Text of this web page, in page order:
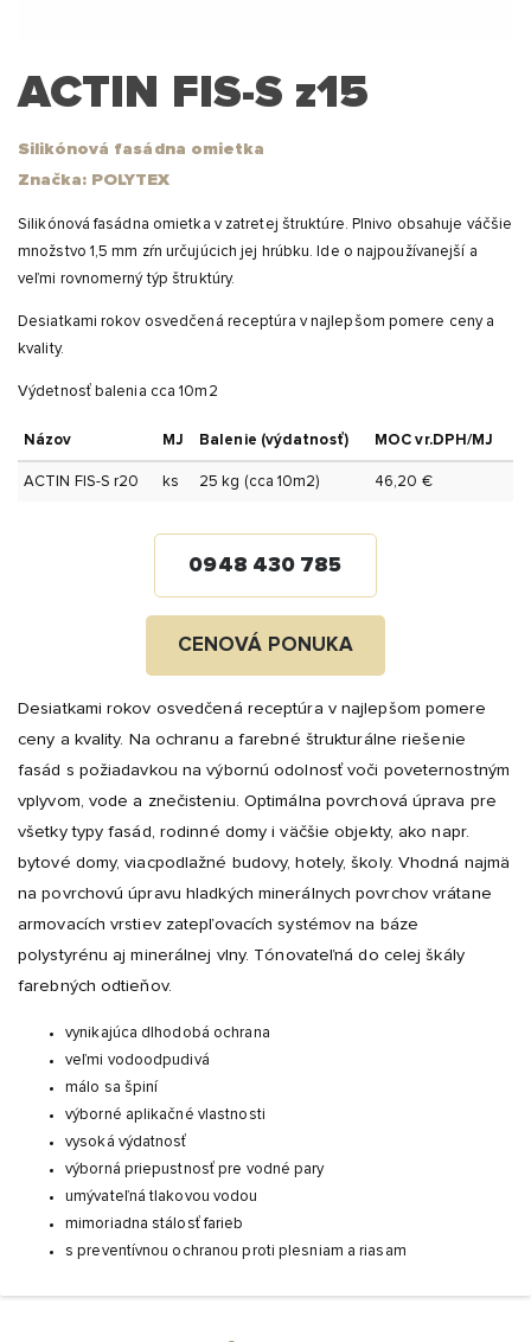
ACTIN FIS-S z15
Silikónová fasádna omietka
Značka: POLYTEX
Silikónová fasádna omietka v zatretej štruktúre. Plnivo obsahuje váčšie
množstvo 1,5 mm zŕn určujúcich jej hrúbku. Ide o najpoužívanejší a
veľmi rovnomerný týp štruktúry.
Desiatkami rokov osvedčená receptúra v najlepšom pomere ceny a
kvality.
Výdetnosť balenia cca 10m2
Názov MJ Balenie (výdatnosť) MOC vr.DPH/MJ
ACTIN FIS-S r20 ks 25 kg (cca 10m2) 46,20 €
0948 430 785
CENOVÁ PONUKA
Desiatkami rokov osvedčená receptúra v najlepšom pomere
ceny a kvality. Na ochranu a farebné štrukturálne riešenie
fasád s požiadavkou na výbornú odolnosť voči poveternostným
vplyvom, vode a znečisteniu. Optimálna povrchová úprava pre
všetky typy fasád, rodinné domy i väčšie objekty, ako napr.
bytové domy, viacpodlažné budovy, hotely, školy. Vhodná najmä
na povrchovú úpravu hladkých minerálnych povrchov vrátane
armovacích vrstiev zatepľovacích systémov na báze
polystyrénu aj minerálnej vlny. Tónovateľná do celej škály
farebných odtieňov.
vynikajúca dlhodobá ochrana
veľmi vodoodpudivá
málo sa špiní
výborné aplikačné vlastnosti
vysoká výdatnosť
výborná priepustnosť pre vodné pary
umývateľná tlakovou vodou
mimoriadna stálosť farieb
s preventívnou ochranou proti plesniam a riasam